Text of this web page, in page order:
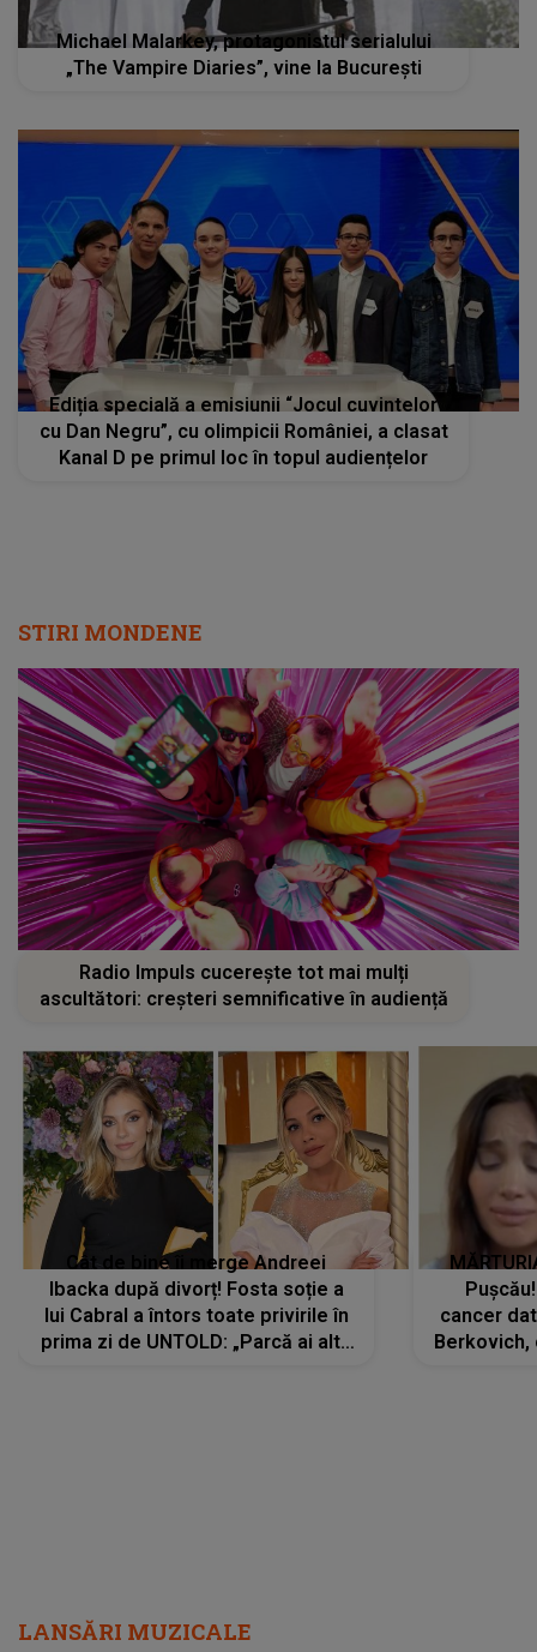
Michael Malarkey, protagonistul serialului
„The Vampire Diaries”, vine la București
Ediția specială a emisiunii “Jocul cuvintelor
cu Dan Negru”, cu olimpicii României, a clasat
Kanal D pe primul loc în topul audiențelor
STIRI MONDENE
Radio Impuls cucerește tot mai mulți
ascultători: creșteri semnificative în audiență
Cât de bine îi merge Andreei
Ibacka după divorț! Fosta soție a
lui Cabral a întors toate privirile în
prima zi de UNTOLD: „Parcă ai altă
cancer
LANSĂRI MUZICALE